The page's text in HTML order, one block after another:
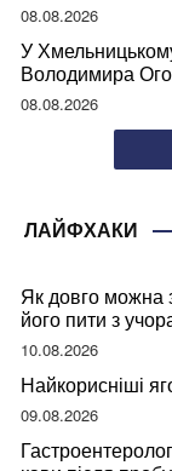
08.08.2026
У
Володимира
08.08.2026
ЛАЙФХАКИ
Як довго можна
його пити з
10.08.2026
Найкорисніші
09.08.2026